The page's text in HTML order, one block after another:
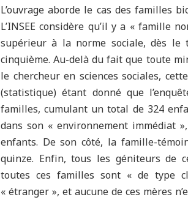
L’ouvrage aborde le cas des familles
L’INSEE considère qu’il y a « famille
supérieur à la norme sociale, dès
cinquième. Au-delà du fait que toute
le chercheur en sciences sociales,
(statistique) étant donné que
familles, cumulant un total de 324
dans son « environnement immédiat
enfants. De son côté, la famille-
quinze. Enfin, tous les géniteurs de
toutes ces familles sont « de type
« étranger », et aucune de ces mères